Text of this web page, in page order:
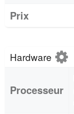
Prix
Hardware
Processeur